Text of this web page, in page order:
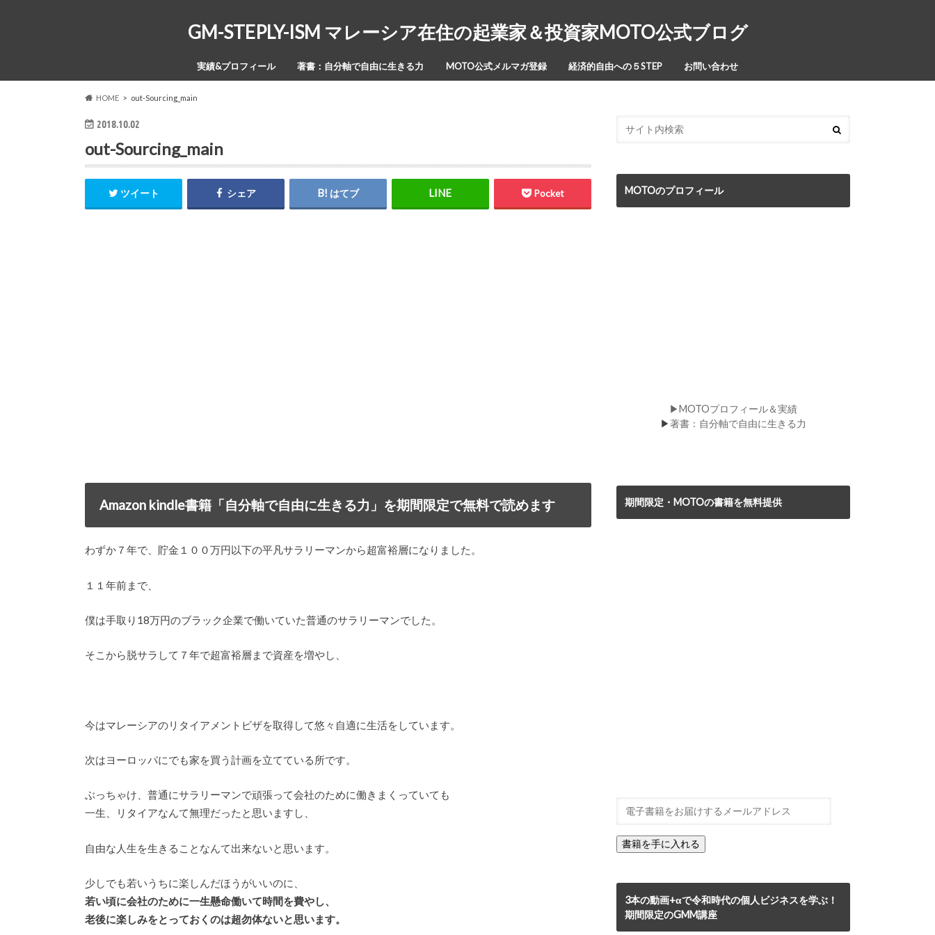
GM-STEPLY-ISM マレーシア在住の起業家＆投資家MOTO公式ブログ
実績&プロフィール 著書：自分軸で自由に生きる力 MOTO公式メルマガ登録 経済的自由への５STEP お問い合わせ
HOME out-Sourcing_main
2018.10.02
out-Sourcing_main
ツイート シェア はてブ Pocket
Amazon kindle書籍「自分軸で自由に生きる力」を期間限定で無料で読めます
わずか７年で、貯金１００万円以下の平凡サラリーマンから超富裕層になりました。
１１年前まで、
僕は手取り18万円のブラック企業で働いていた普通のサラリーマンでした。
そこから脱サラして７年で超富裕層まで資産を増やし、
今はマレーシアのリタイアメントビザを取得して悠々自適に生活をしています。
次はヨーロッパにでも家を買う計画を立てている所です。
ぶっちゃけ、普通にサラリーマンで頑張って会社のために働きまくっていても
一生、リタイアなんて無理だったと思いますし、
自由な人生を生きることなんて出来ないと思います。
少しでも若いうちに楽しんだほうがいいのに、
若い頃に会社のために一生懸命働いて時間を費やし、
老後に楽しみをとっておくのは超勿体ないと思います。
MOTOのプロフィール
▶MOTOプロフィール＆実績
▶著書：自分軸で自由に生きる力
期間限定・MOTOの書籍を無料提供
3本の動画+αで令和時代の個人ビジネスを学ぶ！
期間限定のGMM講座